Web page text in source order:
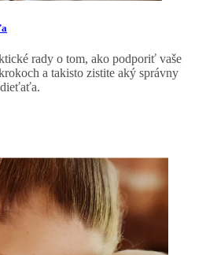
rady o tom, ako podporiť vaše
a takisto zistite aký správny